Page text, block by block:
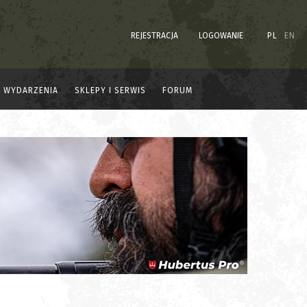
REJESTRACJA LOGOWANIE PL EN
WYDARZENIA SKLEPY I SERWIS FORUM